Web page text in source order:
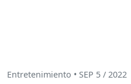
Entretenimiento • SEP 5 / 2022